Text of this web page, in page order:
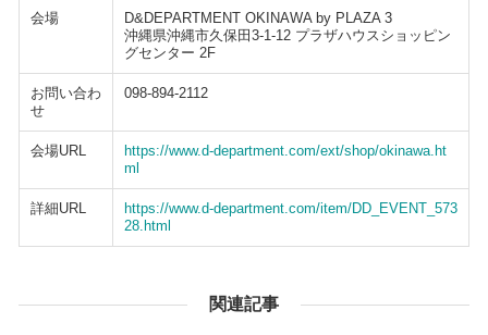
会場
D&DEPARTMENT OKINAWA by PLAZA 3
沖縄県沖縄市久保田3-1-12 プラザハウスショッピン
グセンター 2F
お問い合わ
せ
098-894-2112
会場URL
https://www.d-department.com/ext/shop/okinawa.ht
ml
詳細URL
https://www.d-department.com/item/DD_EVENT_573
28.html
関連記事